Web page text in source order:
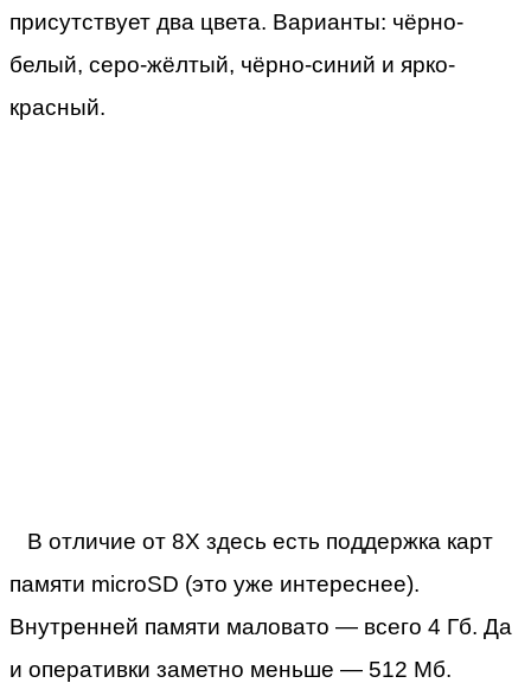
присутствует два цвета. Варианты: чёрно-
белый, серо-жёлтый, чёрно-синий и ярко-
красный.
В отличие от 8X здесь есть поддержка карт
памяти microSD (это уже интереснее).
Внутренней памяти маловато — всего 4 Гб. Да
и оперативки заметно меньше — 512 Мб.